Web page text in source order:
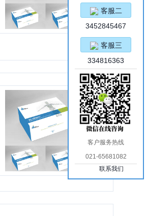
客服二
3452845467
客服三
334816363
客户服务热线
021-65681082
联系我们